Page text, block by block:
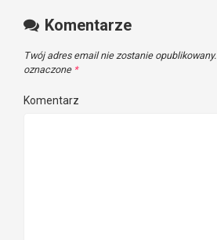
Komentarze
Twój adres email nie zostanie opublikowany.
oznaczone *
Komentarz